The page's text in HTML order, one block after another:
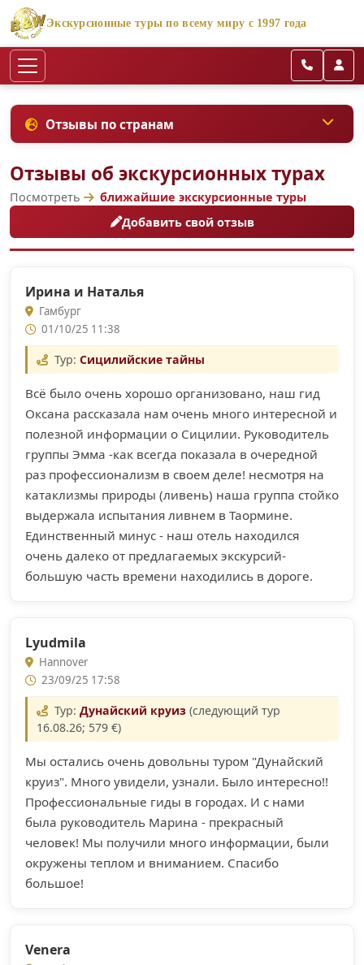
Экскурсионные туры по всему миру с 1997 года
Отзывы об экскурсионных турах
Посмотреть
ближайшие экскурсионные туры
Добавить свой отзыв
Ирина и Наталья
Гамбург
01/10/25 11:38
Тур: Сицилийские тайны
Всё было очень хорошо организовано, наш гид
Оксана рассказала нам очень много интересной и
полезной информации о Сицилии. Руководитель
группы Эмма -как всегда показала в очередной
раз профессионализм в своем деле! несмотря на
катаклизмы природы (ливень) наша группа стойко
выдержала испытания ливнем в Таормине.
Единственный минус - наш отель находился
очень далеко от предлагаемых экскурсий-
большую часть времени находились в дороге.
Lyudmila
Hannover
23/09/25 17:58
Тур: Дунайский круиз(следующий тур
16.08.26; 579 €)
Мы остались очень довольны туром "Дунайский
круиз". Много увидели, узнали. Было интересно!!
Профессиональные гиды в городах. И с нами
была руководитель Марина - прекрасный
человек! Мы получили много информации, были
окружены теплом и вниманием. Спасибо
большое!
Venera
Отзывы по странам